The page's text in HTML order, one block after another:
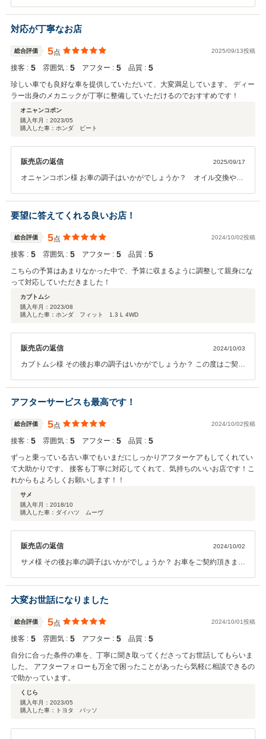
評価をいただきまして、社員一同心から感謝しております。何かお困
りの際はぜひお気軽にお立ち寄りください。 今後とも、どうぞ宜しく
お願い致します。
対応が丁寧なお店
総合評価 5点 2025/09/13投稿
接客 : 5 雰囲気 : 5 アフター : 5 品質 : 5
珍しい車でも良好な車を提供していただいて、大変満足しています。 ディー
ラー出身のメカニックが丁寧に整備していただけるのでおすすめです！
オニャンコポン
購入年月： 2023/05
購入した車：ホンダ ビート
販売店の返信 2025/09/17
オニャンコポン様 お車の調子はいかがでしょうか？ オイル交換やカ
いたします。
要望に答えてくれる良いお店！
総合評価 5点 2024/10/02投稿
接客 : 5 雰囲気 : 5 アフター : 5 品質 : 5
こちらの予算はあまりなかった中で、予算に収まるように調整して親身にな
って対応していただきました！
カブトムシ
購入年月： 2023/08
購入した車：ホンダ フィット 1.3 L 4WD
販売店の返信 2024/10/03
カブトムシ様 その後お車の調子はいかがでしょうか？ この度はご契約
のクチコミを頂き、大変うれしく思います。 お客様に喜んで頂けるこ
とが、何よりも私共の励みになります。今後ともよろしくお願い致し
ます。
アフターサービスも最高です！
総合評価 5点 2024/10/02投稿
接客 : 5 雰囲気 : 5 アフター : 5 品質 : 5
ずっと乗っている古い車でもいまだにしっかりアフターケアもしてくれてい
て大助かりです。 接客も丁寧に対応してくれて、気持ちのいいお店です！こ
れからもよろしくお願いします！！
サメ
購入年月： 2018/10
購入した車：ダイハツ ムーヴ
販売店の返信 2024/10/02
サメ様 その後お車の調子はいかがでしょうか？ お車をご契約頂きまし
大変うれしく思います。 お客様にご安心頂けるカーライフを提供でき
るよう、今後より一層社員全員で徹底させたいと思っております。ま
たぜひお気軽にお立ち寄りください。 今後ともどうぞ宜しくお願い致
します。
大変お世話になりました
総合評価 5点 2024/10/01投稿
接客 : 5 雰囲気 : 5 アフター : 5 品質 : 5
自分に合った条件の車を、丁寧に聞き取ってくださってお世話してもらいま
した。 アフターフォローも万全で困ったことがあったら気軽に相談できるの
で助かっています。
くじら
購入年月： 2023/05
購入した車：トヨタ パッソ